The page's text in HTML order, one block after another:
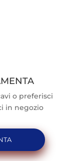
o preferisci
in negozio